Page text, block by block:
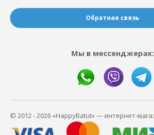
Обратная связь
Мы в мессенджерах:
© 2012 - 2026 «HappyBatut» — интернет-